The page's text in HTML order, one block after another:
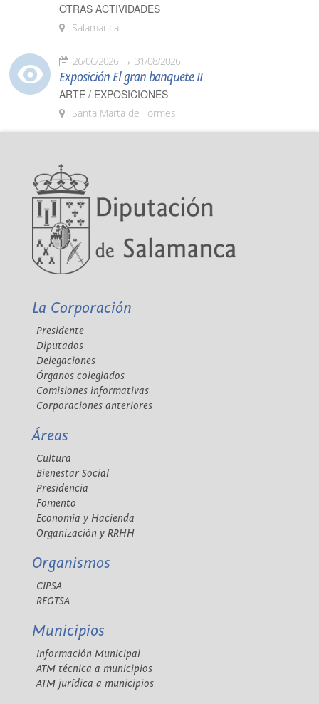
OTRAS ACTIVIDADES
Salamanca
26/06/2026 31/08/2026
Exposición El gran banquete II
ARTE / EXPOSICIONES
Santa Marta de Tormes
La Corporación
Presidente
Diputados
Delegaciones
Órganos colegiados
Comisiones informativas
Corporaciones anteriores
Áreas
Cultura
Bienestar Social
Presidencia
Fomento
Economía y Hacienda
Organización y RRHH
Organismos
CIPSA
REGTSA
Municipios
Información Municipal
ATM técnica a municipios
ATM jurídica a municipios